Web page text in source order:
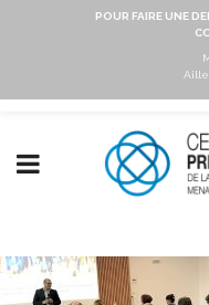
POUR FAIRE UNE